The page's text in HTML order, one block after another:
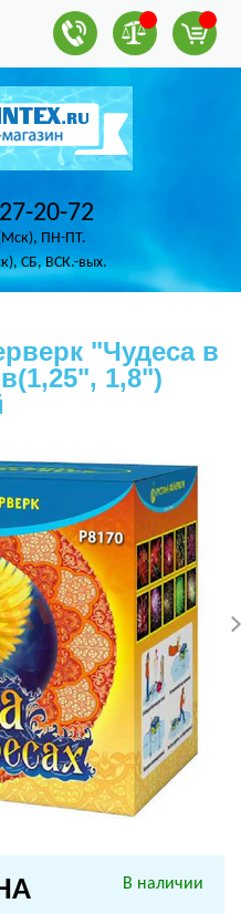
20-72
ПН-ПТ.
СБ, ВСК.-вых.
"Чудеса в
1,8")
В наличии